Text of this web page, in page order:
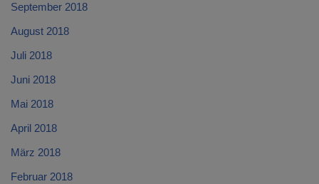
September 2018
August 2018
Juli 2018
Juni 2018
Mai 2018
April 2018
März 2018
Februar 2018